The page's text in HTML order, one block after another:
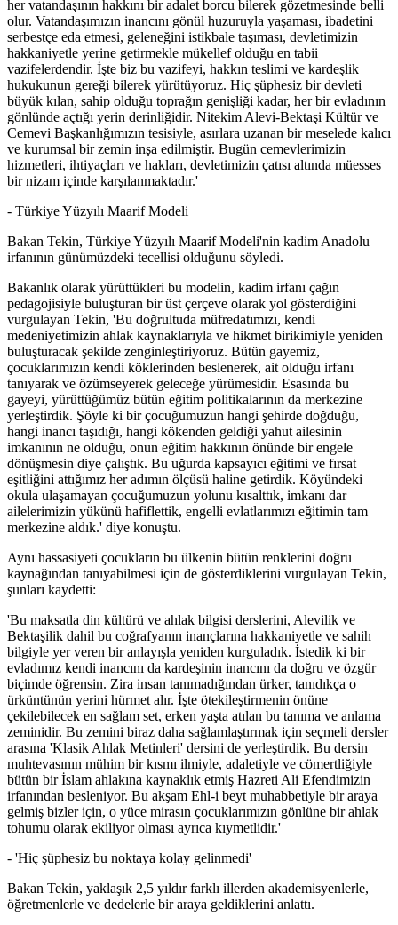
her vatandaşının hakkını bir adalet borcu bilerek gözetmesinde belli
olur. Vatandaşımızın inancını gönül huzuruyla yaşaması, ibadetini
serbestçe eda etmesi, geleneğini istikbale taşıması, devletimizin
hakkaniyetle yerine getirmekle mükellef olduğu en tabii
vazifelerdendir. İşte biz bu vazifeyi, hakkın teslimi ve kardeşlik
hukukunun gereği bilerek yürütüyoruz. Hiç şüphesiz bir devleti
büyük kılan, sahip olduğu toprağın genişliği kadar, her bir evladının
gönlünde açtığı yerin derinliğidir. Nitekim Alevi-Bektaşi Kültür ve
Cemevi Başkanlığımızın tesisiyle, asırlara uzanan bir meselede kalıcı
ve kurumsal bir zemin inşa edilmiştir. Bugün cemevlerimizin
hizmetleri, ihtiyaçları ve hakları, devletimizin çatısı altında müesses
bir nizam içinde karşılanmaktadır.'
- Türkiye Yüzyılı Maarif Modeli
Bakan Tekin, Türkiye Yüzyılı Maarif Modeli'nin kadim Anadolu
irfanının günümüzdeki tecellisi olduğunu söyledi.
Bakanlık olarak yürüttükleri bu modelin, kadim irfanı çağın
pedagojisiyle buluşturan bir üst çerçeve olarak yol gösterdiğini
vurgulayan Tekin, 'Bu doğrultuda müfredatımızı, kendi
medeniyetimizin ahlak kaynaklarıyla ve hikmet birikimiyle yeniden
buluşturacak şekilde zenginleştiriyoruz. Bütün gayemiz,
çocuklarımızın kendi köklerinden beslenerek, ait olduğu irfanı
tanıyarak ve özümseyerek geleceğe yürümesidir. Esasında bu
gayeyi, yürüttüğümüz bütün eğitim politikalarının da merkezine
yerleştirdik. Şöyle ki bir çocuğumuzun hangi şehirde doğduğu,
hangi inancı taşıdığı, hangi kökenden geldiği yahut ailesinin
imkanının ne olduğu, onun eğitim hakkının önünde bir engele
dönüşmesin diye çalıştık. Bu uğurda kapsayıcı eğitimi ve fırsat
eşitliğini attığımız her adımın ölçüsü haline getirdik. Köyündeki
okula ulaşamayan çocuğumuzun yolunu kısalttık, imkanı dar
ailelerimizin yükünü hafiflettik, engelli evlatlarımızı eğitimin tam
merkezine aldık.' diye konuştu.
Aynı hassasiyeti çocukların bu ülkenin bütün renklerini doğru
kaynağından tanıyabilmesi için de gösterdiklerini vurgulayan Tekin,
şunları kaydetti:
'Bu maksatla din kültürü ve ahlak bilgisi derslerini, Alevilik ve
Bektaşilik dahil bu coğrafyanın inançlarına hakkaniyetle ve sahih
bilgiyle yer veren bir anlayışla yeniden kurguladık. İstedik ki bir
evladımız kendi inancını da kardeşinin inancını da doğru ve özgür
biçimde öğrensin. Zira insan tanımadığından ürker, tanıdıkça o
ürküntünün yerini hürmet alır. İşte ötekileştirmenin önüne
çekilebilecek en sağlam set, erken yaşta atılan bu tanıma ve anlama
zeminidir. Bu zemini biraz daha sağlamlaştırmak için seçmeli dersler
arasına 'Klasik Ahlak Metinleri' dersini de yerleştirdik. Bu dersin
muhtevasının mühim bir kısmı ilmiyle, adaletiyle ve cömertliğiyle
bütün bir İslam ahlakına kaynaklık etmiş Hazreti Ali Efendimizin
irfanından besleniyor. Bu akşam Ehl-i beyt muhabbetiyle bir araya
gelmiş bizler için, o yüce mirasın çocuklarımızın gönlüne bir ahlak
tohumu olarak ekiliyor olması ayrıca kıymetlidir.'
- 'Hiç şüphesiz bu noktaya kolay gelinmedi'
Bakan Tekin, yaklaşık 2,5 yıldır farklı illerden akademisyenlerle,
öğretmenlerle ve dedelerle bir araya geldiklerini anlattı.